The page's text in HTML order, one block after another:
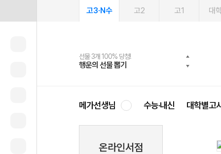
고3·N수 고2 고1 대
선물 3개 100% 당첨!
행운의 선물 뽑기
선물 100% 증정!
메가스터디 X 올리브
여름방학 스터디 캐시백
메가런 썸머스쿨
2027 러셀 단과
강사 공개선발
스마트러닝앱
설문 EVENT
메가패스
3일 무료 체험권
메가패스 수강생 무료혜택!
메가클럽 멤버십
사회공헌 캠페인
희망이룸 메가나눔
메가선생님 수능·내신 대학별고
온라인서점